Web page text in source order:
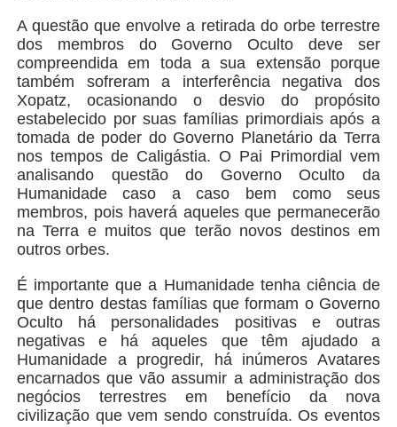
A questão que envolve a retirada do orbe terrestre
dos membros do Governo Oculto deve ser
compreendida em toda a sua extensão porque
também sofreram a interferência negativa dos
Xopatz, ocasionando o desvio do propósito
estabelecido por suas famílias primordiais após a
tomada de poder do Governo Planetário da Terra
nos tempos de Caligástia. O Pai Primordial vem
analisando questão do Governo Oculto da
Humanidade caso a caso bem como seus
membros, pois haverá aqueles que permanecerão
na Terra e muitos que terão novos destinos em
outros orbes.
É importante que a Humanidade tenha ciência de
que dentro destas famílias que formam o Governo
Oculto há personalidades positivas e outras
negativas e há aqueles que têm ajudado a
Humanidade a progredir, há inúmeros Avatares
encarnados que vão assumir a administração dos
negócios terrestres em benefício da nova
civilização que vem sendo construída. Os eventos